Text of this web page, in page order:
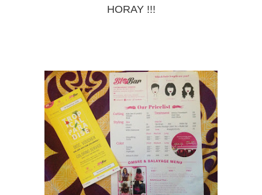
HORAY !!!